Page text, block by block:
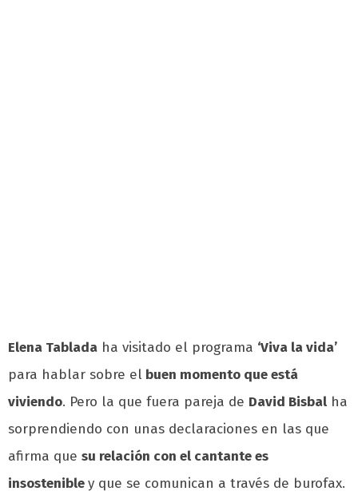
Elena Tablada ha visitado el programa ‘Viva la vida’
para hablar sobre el buen momento que está
viviendo. Pero la que fuera pareja de David Bisbal ha
sorprendiendo con unas declaraciones en las que
afirma que su relación con el cantante es
insostenibley que se comunican a través de burofax.